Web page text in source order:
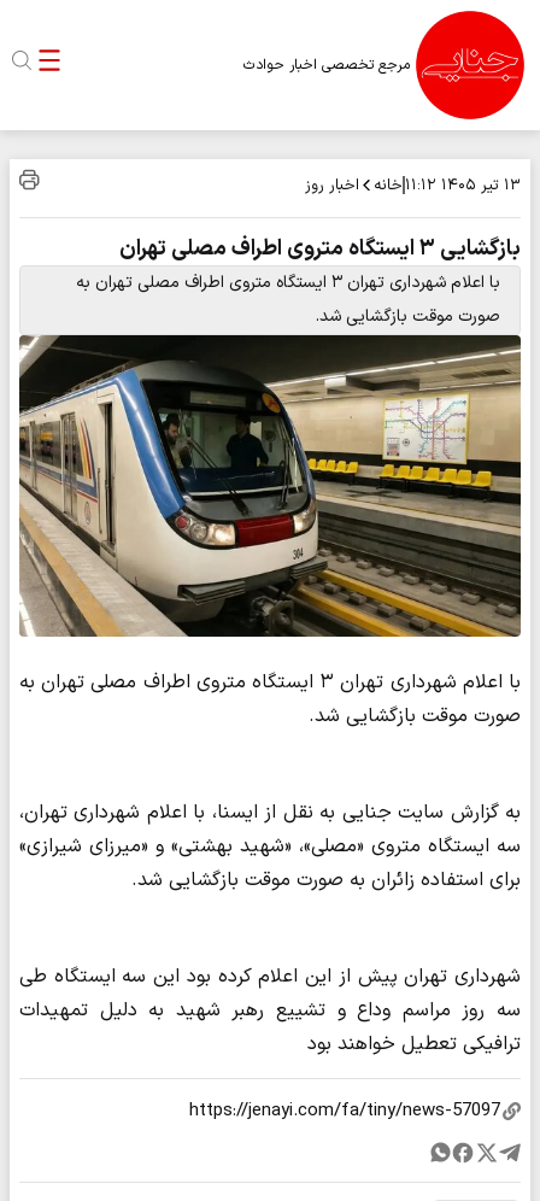
مرجع تخصصی اخبار حوادث
۱۳ تیر ۱۴۰۵ ۱۱:۱۲ خانه اخبار روز
بازگشایی ۳ ایستگاه متروی اطراف مصلی تهران
با اعلام شهرداری تهران ۳ ایستگاه متروی اطراف مصلی تهران به‌
صورت موقت بازگشایی شد.
با اعلام شهرداری تهران ۳ ایستگاه متروی اطراف مصلی تهران به‌
صورت موقت بازگشایی شد.
به گزارش سایت جنایی به نقل از ایسنا، با اعلام شهرداری تهران،
سه ایستگاه متروی «مصلی»، «شهید بهشتی» و «میرزای شیرازی»
برای استفاده زائران به‌ صورت موقت بازگشایی شد.
شهرداری تهران پیش از این اعلام کرده بود این سه ایستگاه طی
سه روز مراسم وداع و تشییع رهبر شهید به دلیل تمهیدات
ترافیکی تعطیل خواهند بود